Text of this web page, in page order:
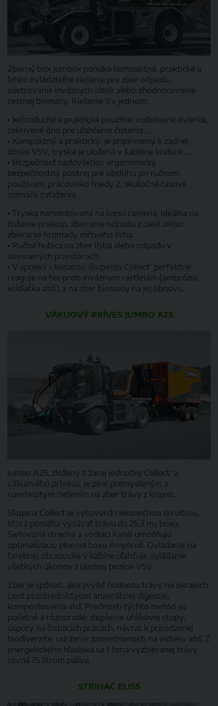
Zberný box Jumbox ponúka kompaktné, praktické a
ľahko ovládateľné riešenie pre zber odpadu,
ošetrovanie inváznych látok alebo zhodnocovanie
cestnej biomasy. Riešenie 3 v jednom:
• Jednoduché a praktické použitie: vodotesné dvierka,
zakrivené dno pre uľahčenie čistenia ...
• Kompaktný a praktický: je pripevnený k zadnej
doske VSV, tryska je uložená v šablóne krabice ...
• Bezpečnosť nadovšetko: ergonomický
bezpečnostný postroj pre obsluhu pri ručnom
používaní, pracovisko triedy 2, skutočné časové
snímače zaťaženia.
• Tryska namontovaná na konci ramena, ideálna na
čistenie priekop, zbieranie odpadu z ciest alebo
zbieranie hromady mŕtveho lístia.
• Ručná hubica na zber lístia alebo odpadu v
stiesnených priestoroch.
• V spojení s kosacou skupinou Collect' perfektne
reaguje na boj proti inváznym rastlinám (ambrózia,
krídlatka atď.) a na zber biomasy na jej obnovu.
VÁKUOVÝ PRÍVES JUMBO A25​
Jumbo A25, zložený z žacej jednotky Collect 'a
vákuového prívesu, je plne premysleným a
navrhnutým riešením na zber trávy z krajníc.
Skupina Collect je vybavená nekonečnou skrutkou,
ktorá pomáha vysávať trávu do 25,3 m³ boxu.
Sieťovaná strecha a vodiaci kanál umožňujú
optimalizáciu plnenia boxu Ampliroll. Ovládanie na
farebnej obrazovke v kabíne uľahčuje ovládanie
všetkých úkonov z jazdnej pozície VSV.
Zber je spôsob, ako zvýšiť hodnotu trávy na okrajoch
ciest prostredníctvom anaeróbnej digescie,
kompostovania atď. Prednosti týchto metód sú
početné a rôznorodé: zlepšenie uhlíkovej stopy,
úspory na čistiacich prácach, návrat k prirodzenej
biodiverzite, udržanie zamestnanosti na vidieku atď. Z
energetického hľadiska sa 1 tona vyzbieranej trávy
rovná 75 litrom paliva.
STRIHAČ ELISS